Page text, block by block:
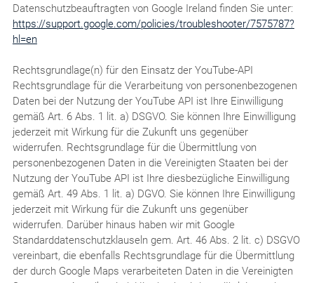
Datenschutzbeauftragten von Google Ireland finden Sie unter:
https://support.google.com/policies/troubleshooter/7575787?
hl=en
Rechtsgrundlage(n) für den Einsatz der YouTube-API
Rechtsgrundlage für die Verarbeitung von personenbezogenen
Daten bei der Nutzung der YouTube API ist Ihre Einwilligung
gemäß Art. 6 Abs. 1 lit. a) DSGVO. Sie können Ihre Einwilligung
jederzeit mit Wirkung für die Zukunft uns gegenüber
widerrufen. Rechtsgrundlage für die Übermittlung von
personenbezogenen Daten in die Vereinigten Staaten bei der
Nutzung der YouTube API ist Ihre diesbezügliche Einwilligung
gemäß Art. 49 Abs. 1 lit. a) DGVO. Sie können Ihre Einwilligung
jederzeit mit Wirkung für die Zukunft uns gegenüber
widerrufen. Darüber hinaus haben wir mit Google
Standarddatenschutzklauseln gem. Art. 46 Abs. 2 lit. c) DSGVO
vereinbart, die ebenfalls Rechtsgrundlage für die Übermittlung
der durch Google Maps verarbeiteten Daten in die Vereinigten